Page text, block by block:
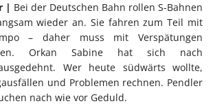
| Bei der Deutschen Bahn rollen S-Bahnen
wieder an. Sie fahren zum Teil mit
– daher muss mit Verspätungen
Orkan Sabine hat sich nach
Wer heute südwärts wollte,
und Problemen rechnen. Pendler
nach wie vor Geduld.